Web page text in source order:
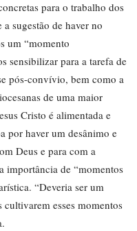
para o trabalho dos
sugestão de haver no
um “momento
sensibilizar para a tarefa de
pós-convívio, bem como a
de uma maior
Cristo é alimentada e
por haver um desânimo e
Deus e para com a
importância de “momentos
“Deveria ser um
esses momentos